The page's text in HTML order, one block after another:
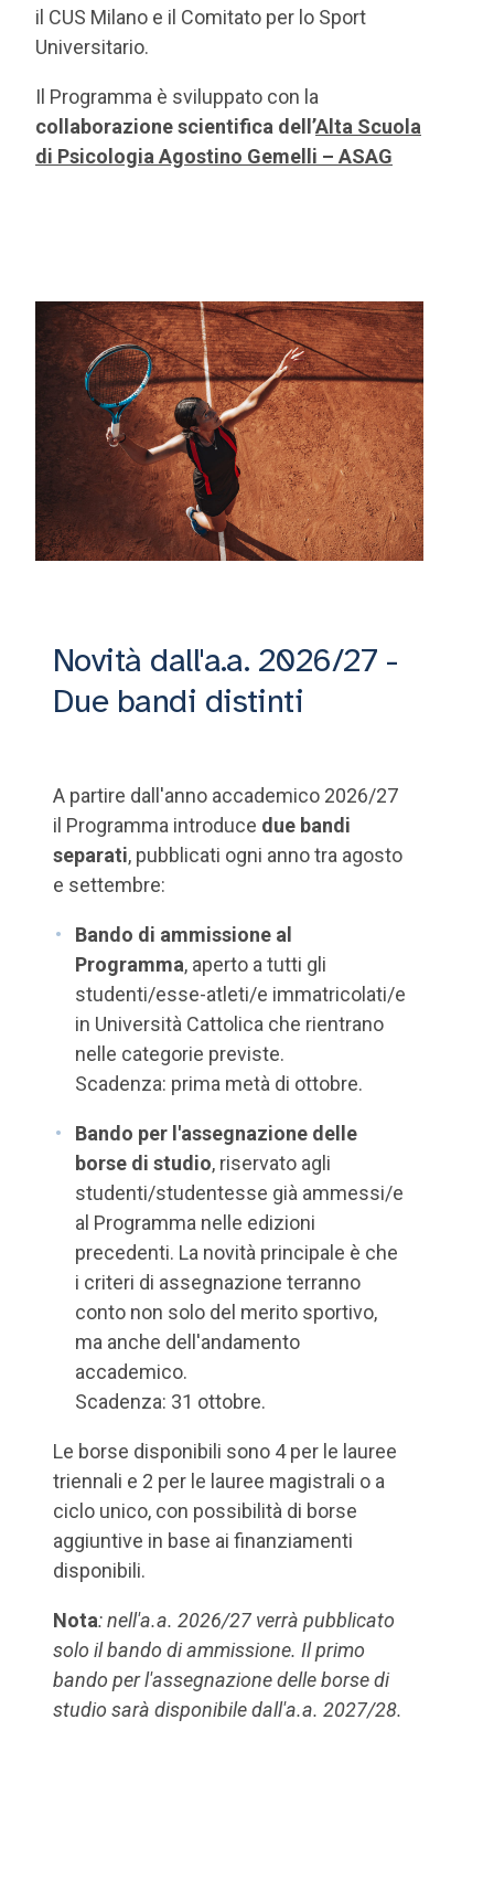
il CUS Milano e il Comitato per lo Sport
Universitario.
Il Programma è sviluppato con la
collaborazione scientifica dell’Alta Scuola
di Psicologia Agostino Gemelli – ASAG
Novità dall'a.a. 2026/27 -
Due bandi distinti
A partire dall'anno accademico 2026/27
il Programma introduce due bandi
separati, pubblicati ogni anno tra agosto
e settembre:
Bando di ammissione al
Programma, aperto a tutti gli
studenti/esse-atleti/e immatricolati/e
in Università Cattolica che rientrano
nelle categorie previste.
Scadenza: prima metà di ottobre.
Bando per l'assegnazione delle
borse di studio, riservato agli
studenti/studentesse già ammessi/e
al Programma nelle edizioni
precedenti. La novità principale è che
i criteri di assegnazione terranno
conto non solo del merito sportivo,
ma anche dell'andamento
accademico.
Scadenza: 31 ottobre.
Le borse disponibili sono 4 per le lauree
triennali e 2 per le lauree magistrali o a
ciclo unico, con possibilità di borse
aggiuntive in base ai finanziamenti
disponibili.
Nota: nell'a.a. 2026/27 verrà pubblicato
solo il bando di ammissione. Il primo
bando per l'assegnazione delle borse di
studio sarà disponibile dall'a.a. 2027/28.